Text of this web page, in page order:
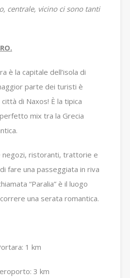
centrale, vicino ci sono tanti
è la capitale dell’isola di
parte dei turisti è
di Naxos! È la tipica
mix tra la Grecia
negozi, ristoranti, trattorie e
fare una passeggiata in riva
“Paralia” è il luogo
una serata romantica.
1 km
3 km